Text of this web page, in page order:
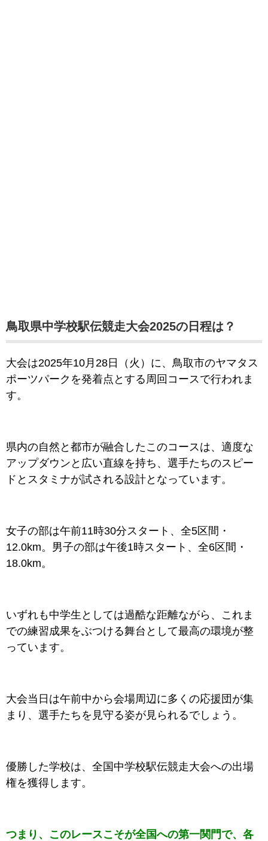
鳥取県中学校駅伝競走大会2025の日程は？
大会は2025年10月28日（火）に、鳥取市のヤマタス
ポーツパークを発着点とする周回コースで行われま
す。
県内の自然と都市が融合したこのコースは、適度な
アップダウンと広い直線を持ち、選手たちのスピー
ドとスタミナが試される設計となっています。
女子の部は午前11時30分スタート、全5区間・
12.0km。男子の部は午後1時スタート、全6区間・
18.0km。
いずれも中学生としては過酷な距離ながら、これま
での練習成果をぶつける舞台として最高の環境が整
っています。
大会当日は午前中から会場周辺に多くの応援団が集
まり、選手たちを見守る姿が見られるでしょう。
優勝した学校は、全国中学校駅伝競走大会への出場
権を獲得します。
つまり、このレースこそが全国への第一関門で、各